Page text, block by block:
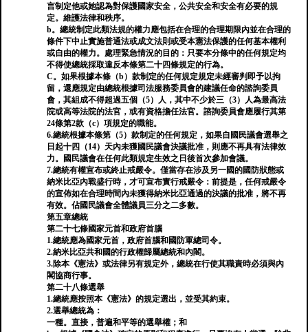
言制定他或她認為對保護國家安全，公共安全和安全有必要的規
定。維護法律和秩序。
b。總統制定此類法規的權力應包括在合理的合理期限內並在合理的
條件下中止實施普通法或成文法則或受本憲法保護的任何基本權利
或自由的權力。處理緊急情況的目的：只要本分條中的任何規定均
不得使總統採取違反本條第二十四條規定的行為。
C。如果根據本條（b）款制定的任何規定規定未經審判即予以拘
留，還應規定由總統根據司法服務委員會的建議任命的諮詢委員
會，其組成不得超過五個（5）人，其中不少於三（3）人為最高法
院或高等法院的法官，或有資格擔任法官。諮詢委員會應履行其第
24條第2款（c）項規定的職能。
6.總統根據本條第（5）款制定的任何規定，如果自國民議會選舉之
日起十四（14）天內未獲國民議會決議批准，則應不再具有法律效
力。國民議會在任何此類規定生效之日後首次參加會議。
7.總統有權宣布或終止戒嚴令。僅當存在涉及另一國的國防狀態或
納米比亞內戰盛行時，才可宣布實行戒嚴令：前提是，任何戒嚴令
的宣佈如在合理時間內未獲得納米比亞通過的決議的批准，將不再
有效。佔國民議會全體議員三分之二多數。
第五章總統
第二十七條國家元首和政府首腦
1.總統應為國家元首，政府首腦和國防軍總司令。
2.納米比亞共和國的行政權歸屬總統和內閣。
3.除本《憲法》或法律另有規定外，總統在行使其職責時必須與內
閣協商行事。
第二十八條選舉
1.總統應按照本《憲法》的規定選出，並受其約束。
2.選舉總統為：
一種。直接，普遍和平等的選舉權；和